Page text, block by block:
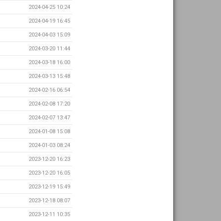
2024-04-25 10:24
2024-04-19 16:45
2024-04-03 15:09
2024-03-20 11:44
2024-03-18 16:00
2024-03-13 15:48
2024-02-16 06:54
2024-02-08 17:20
2024-02-07 13:47
2024-01-08 15:08
2024-01-03 08:24
2023-12-20 16:23
2023-12-20 16:05
2023-12-19 15:49
2023-12-18 08:07
2023-12-11 10:35